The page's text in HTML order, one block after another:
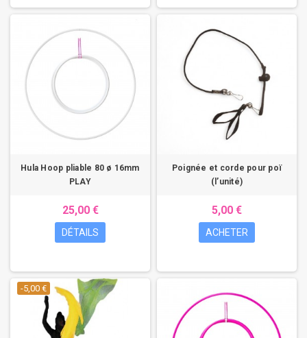
Hula Hoop pliable 80 ø 16mm
PLAY
25,00 €
DÉTAILS
Poignée et corde pour poï
(l’unité)
5,00 €
ACHETER
-5,00 €